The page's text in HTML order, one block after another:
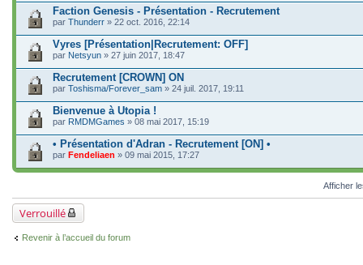
Faction Genesis - Présentation - Recrutement
par Thunderr » 22 oct. 2016, 22:14
Vyres [Présentation|Recrutement: OFF]
par Netsyun » 27 juin 2017, 18:47
Recrutement [CROWN] ON
par Toshisma/Forever_sam » 24 juil. 2017, 19:11
Bienvenue à Utopia !
par RMDMGames » 08 mai 2017, 15:19
• Présentation d'Adran - Recrutement [ON] •
par Fendeliaen » 09 mai 2015, 17:27
Afficher
Verrouillé
Revenir à l’accueil du forum